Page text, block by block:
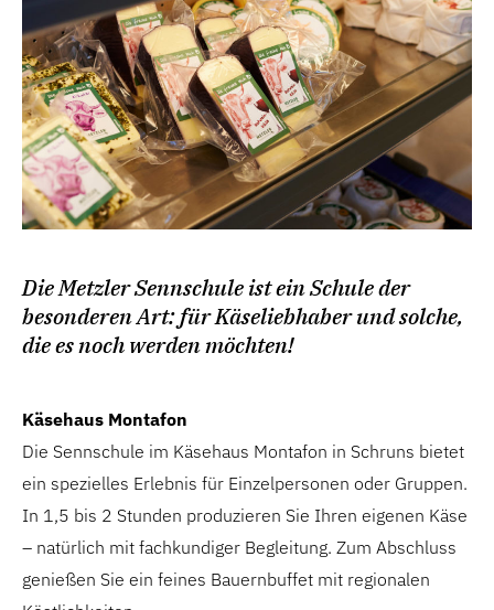
Die Metzler Sennschule ist ein Schule der
besonderen Art: für Käseliebhaber und solche,
die es noch werden möchten!
Käsehaus Montafon
Die Sennschule im Käsehaus Montafon in Schruns bietet
ein spezielles Erlebnis für Einzelpersonen oder Gruppen.
In 1,5 bis 2 Stunden produzieren Sie Ihren eigenen Käse
– natürlich mit fachkundiger Begleitung. Zum Abschluss
genießen Sie ein feines Bauernbuffet mit regionalen